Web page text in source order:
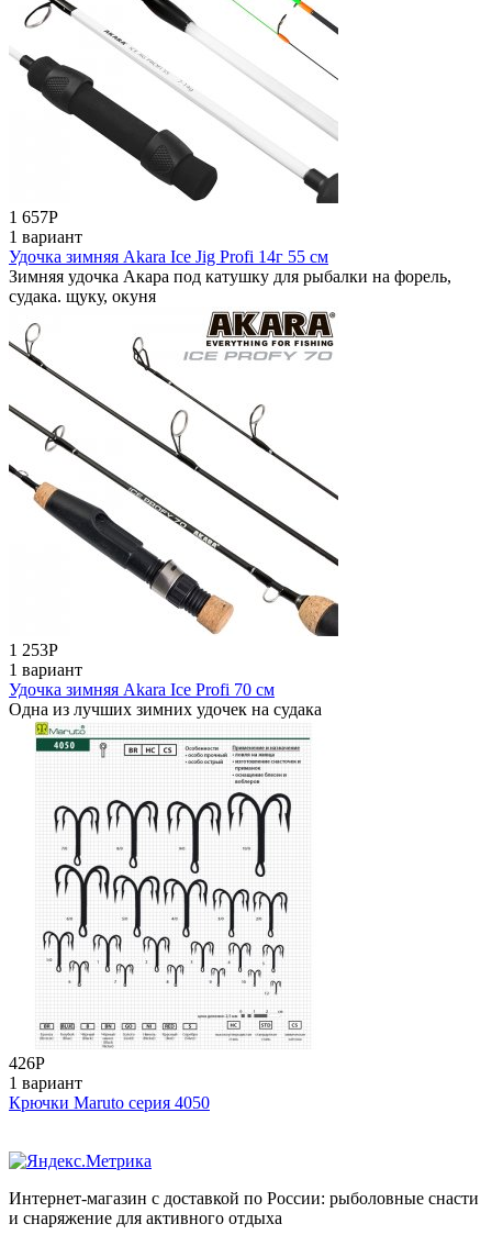
1 657Р
1 вариант
Удочка зимняя Akara Ice Jig Profi 14г 55 см
Зимняя удочка Акара под катушку для рыбалки на форель,
судака. щуку, окуня
1 253Р
1 вариант
Удочка зимняя Akara Ice Profi 70 см
Одна из лучших зимних удочек на судака
426Р
1 вариант
Крючки Maruto серия 4050
Интернет-магазин с доставкой по России: рыболовные снасти
и снаряжение для активного отдыха